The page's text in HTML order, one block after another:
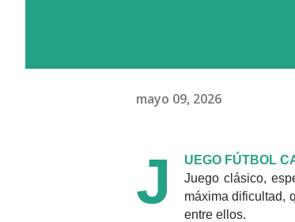
mayo 09, 2026
J
UEGO FÚTBOL
Juego clásico,
máxima dificultad,
entre ellos.